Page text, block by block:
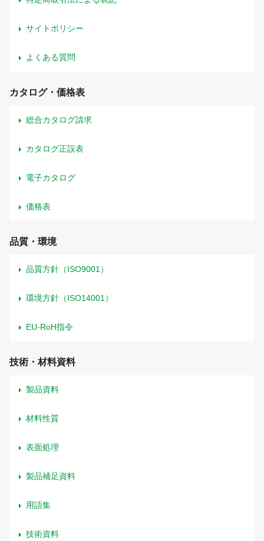
サイトポリシー
よくある質問
カタログ・価格表
総合カタログ請求
カタログ正誤表
電子カタログ
価格表
品質・環境
品質方針（ISO9001）
環境方針（ISO14001）
EU-RoH指令
技術・材料資料
製品資料
材料性質
表面処理
製品補足資料
用語集
技術資料